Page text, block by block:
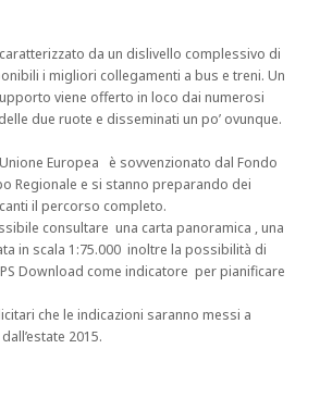
da un dislivello complessivo di
i migliori collegamenti a bus e treni. Un
viene offerto in loco dai numerosi
due ruote e disseminati un po’ ovunque.
Europea è sovvenzionato dal Fondo
Regionale e si stanno preparando dei
il percorso completo.
consultare una carta panoramica , una
in scala 1:75.000 inoltre la possibilità di
Download come indicatore per pianificare
che le indicazioni saranno messi a
2015.